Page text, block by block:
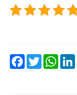
FacebookTwitter